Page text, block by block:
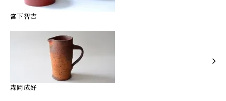
宮下智吉
森岡成好